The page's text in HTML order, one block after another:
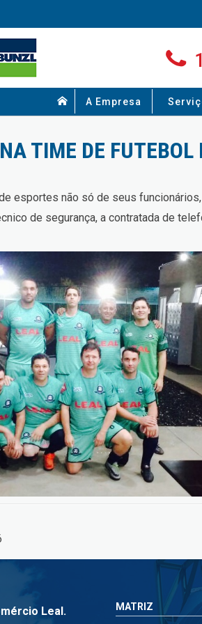
A Empresa
TIME DE
esportes não só de seus
de segurança, a contratada de
Leal. MATRIZ